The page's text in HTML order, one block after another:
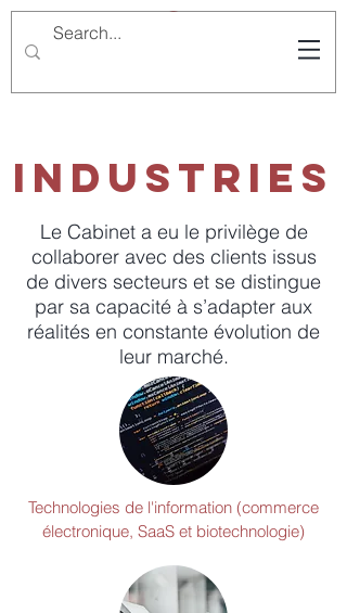
Industries
Le Cabinet a eu le privilège de
collaborer avec des clients issus
de divers secteurs et se distingue
par sa capacité à s’adapter aux
réalités en constante évolution de
leur marché.
Technologies de l'information (commerce
électronique, SaaS et biotechnologie)